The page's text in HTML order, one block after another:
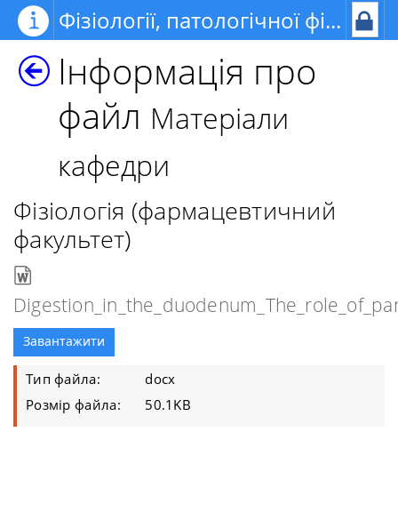
Фізіології, патологічної фізіології, медичної фізики та інформатики
Інформація про
файл Матеріали
кафедри
Фізіологія (фармацевтичний
факультет)
Завантажити
Тип файла:
docx
Розмір файла:
50.1KB